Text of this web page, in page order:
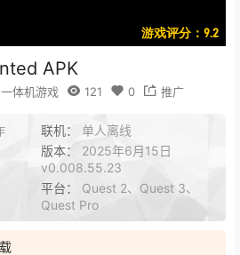
游戏评分：9.2
APK
体机游戏 121 0 推广
联机： 单人离线
版本： 2025年6月15日
v0.008.55.23
平台： Quest 2、Quest 3、
Quest Pro